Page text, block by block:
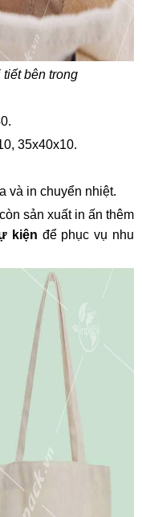
bên trong
35x40x10.
và in chuyển nhiệt.
sản xuất in ấn thêm
kiện để phục vụ nhu